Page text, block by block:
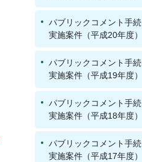
パブリックコメント手続
実施案件（平成20年度）
パブリックコメント手続
実施案件（平成19年度）
パブリックコメント手続
実施案件（平成18年度）
パブリックコメント手続
実施案件（平成17年度）